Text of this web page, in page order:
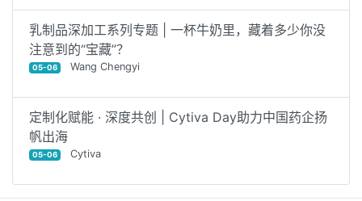
乳制品深加工系列专题 | 一杯牛奶里，藏着多少你没
注意到的“宝藏”？
05-06 Wang Chengyi
定制化赋能 · 深度共创 | Cytiva Day助力中国药企扬
帆出海
05-06 Cytiva